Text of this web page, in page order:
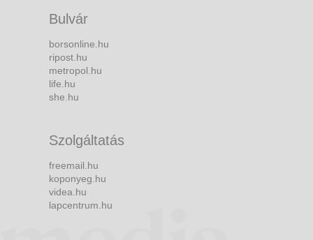
Bulvár
borsonline.hu
ripost.hu
metropol.hu
life.hu
she.hu
Szolgáltatás
freemail.hu
koponyeg.hu
videa.hu
lapcentrum.hu